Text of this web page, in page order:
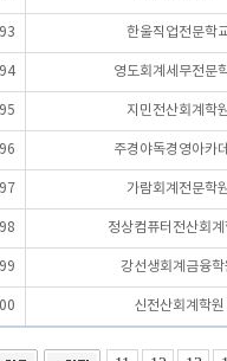
한울직업전문학
영도회계세무전문
지민전산회계학
주경야독경영아카
가람회계전문학
정상컴퓨터전산회계
강선생회계금융학
신전산회계학원